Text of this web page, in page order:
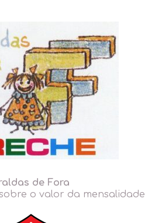
de Fora
o valor da mensalidade